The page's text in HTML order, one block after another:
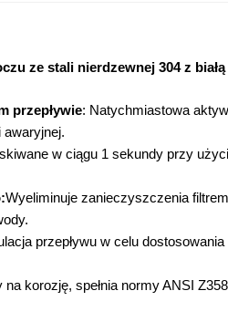
ze stali nierdzewnej 304 z białą
przepływie: Natychmiastowa
awaryjnej.
w ciągu 1 sekundy przy
Wyeliminuje zanieczyszczenia
przepływu w celu
na korozję, spełnia normy ANSI